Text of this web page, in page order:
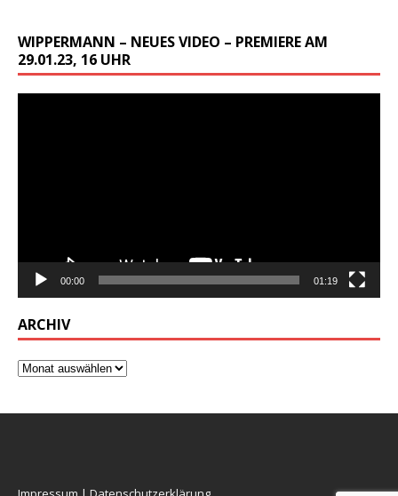
WIPPERMANN – NEUES VIDEO – PREMIERE AM
29.01.23, 16 UHR
00:00 01:19
ARCHIV